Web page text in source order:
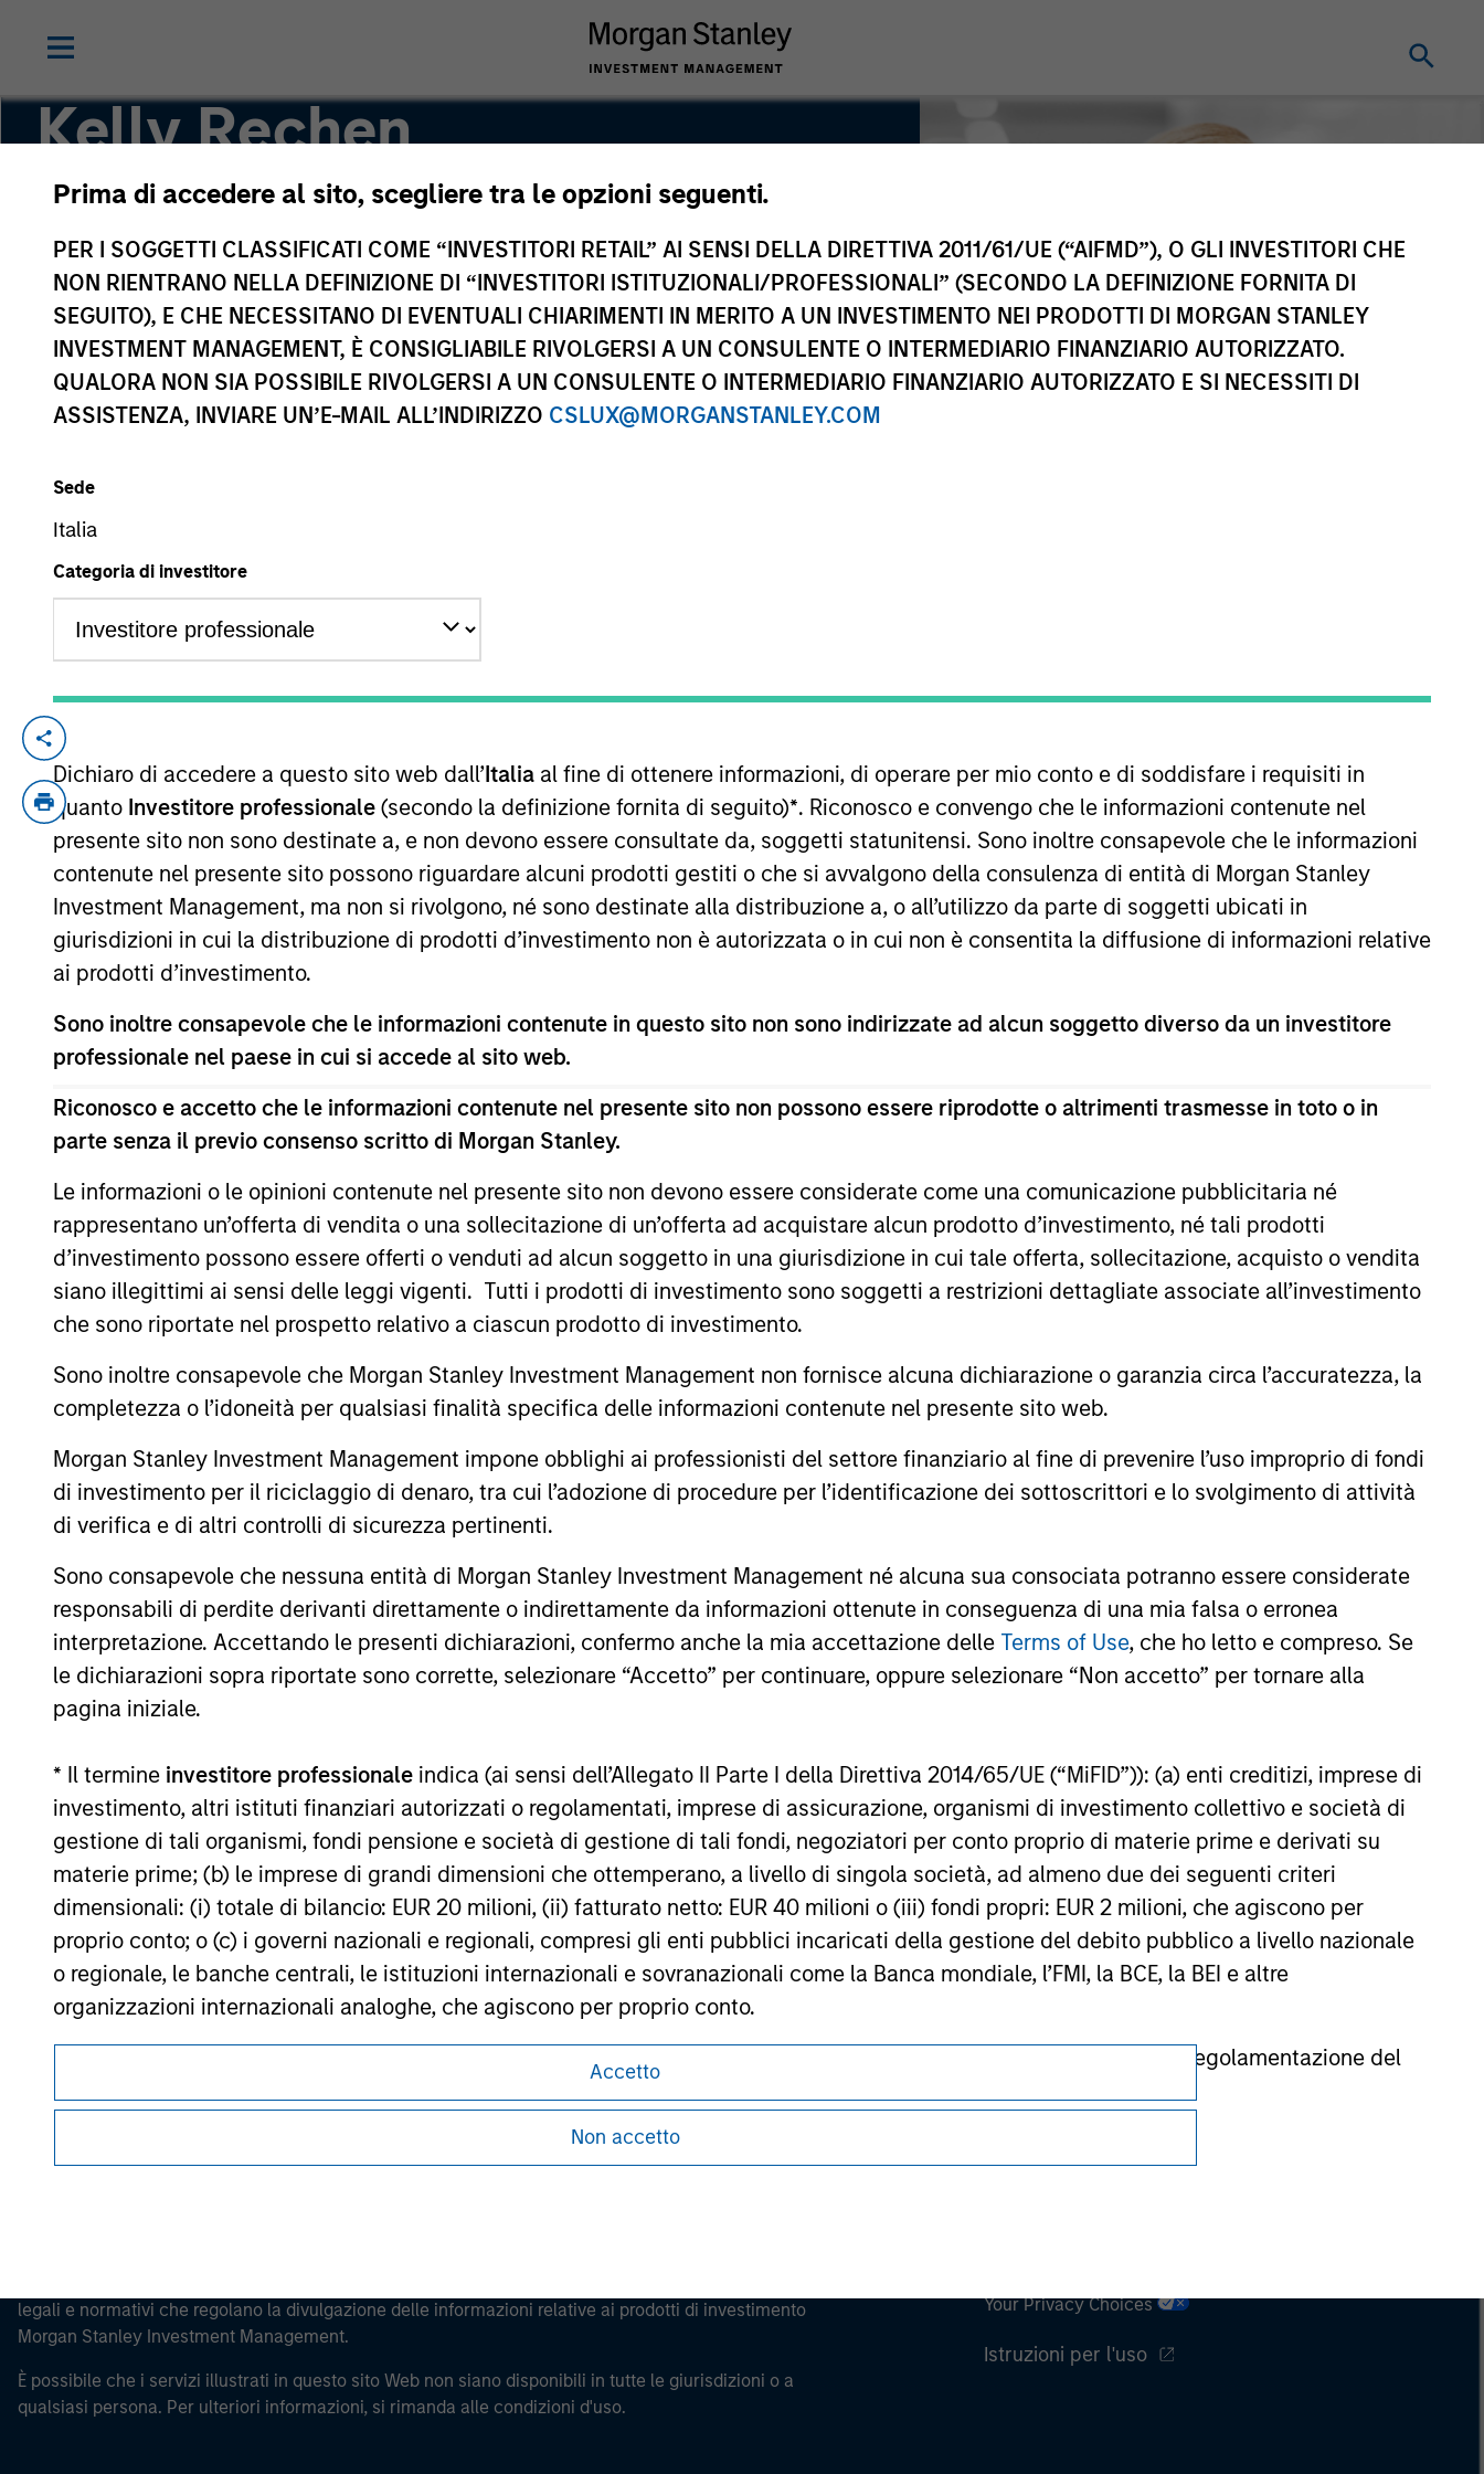
Prima di accedere al sito, scegliere tra le opzioni seguenti.
PER I SOGGETTI CLASSIFICATI COME “INVESTITORI RETAIL” AI SENSI DELLA DIRETTIVA 2011/61/UE (“AIFMD”), O GLI INVESTITORI CHE
NON RIENTRANO NELLA DEFINIZIONE DI “INVESTITORI ISTITUZIONALI/PROFESSIONALI” (SECONDO LA DEFINIZIONE FORNITA DI
SEGUITO), E CHE NECESSITANO DI EVENTUALI CHIARIMENTI IN MERITO A UN INVESTIMENTO NEI PRODOTTI DI MORGAN STANLEY
INVESTMENT MANAGEMENT, È CONSIGLIABILE RIVOLGERSI A UN CONSULENTE O INTERMEDIARIO FINANZIARIO AUTORIZZATO.
QUALORA NON SIA POSSIBILE RIVOLGERSI A UN CONSULENTE O INTERMEDIARIO FINANZIARIO AUTORIZZATO E SI NECESSITI DI
ASSISTENZA, INVIARE UN’E-MAIL ALL’INDIRIZZO CSLUX@MORGANSTANLEY.COM
Sede
Italia
Categoria di investitore
Dichiaro di accedere a questo sito web dall’Italia al fine di ottenere informazioni, di operare per mio conto e di soddisfare i requisiti in
quanto Investitore professionale (secondo la definizione fornita di seguito)*. Riconosco e convengo che le informazioni contenute nel
presente sito non sono destinate a, e non devono essere consultate da, soggetti statunitensi. Sono inoltre consapevole che le informazioni
contenute nel presente sito possono riguardare alcuni prodotti gestiti o che si avvalgono della consulenza di entità di Morgan Stanley
Investment Management, ma non si rivolgono, né sono destinate alla distribuzione a, o all’utilizzo da parte di soggetti ubicati in
giurisdizioni in cui la distribuzione di prodotti d’investimento non è autorizzata o in cui non è consentita la diffusione di informazioni relative
ai prodotti d’investimento.
Sono inoltre consapevole che le informazioni contenute in questo sito non sono indirizzate ad alcun soggetto diverso da un investitore
professionale nel paese in cui si accede al sito web.
Riconosco e accetto che le informazioni contenute nel presente sito non possono essere riprodotte o altrimenti trasmesse in toto o in
parte senza il previo consenso scritto di Morgan Stanley.
Le informazioni o le opinioni contenute nel presente sito non devono essere considerate come una comunicazione pubblicitaria né
rappresentano un’offerta di vendita o una sollecitazione di un’offerta ad acquistare alcun prodotto d’investimento, né tali prodotti
d’investimento possono essere offerti o venduti ad alcun soggetto in una giurisdizione in cui tale offerta, sollecitazione, acquisto o vendita
siano illegittimi ai sensi delle leggi vigenti. Tutti i prodotti di investimento sono soggetti a restrizioni dettagliate associate all’investimento
che sono riportate nel prospetto relativo a ciascun prodotto di investimento.
Sono inoltre consapevole che Morgan Stanley Investment Management non fornisce alcuna dichiarazione o garanzia circa l’accuratezza, la
completezza o l’idoneità per qualsiasi finalità specifica delle informazioni contenute nel presente sito web.
Morgan Stanley Investment Management impone obblighi ai professionisti del settore finanziario al fine di prevenire l’uso improprio di fondi
di investimento per il riciclaggio di denaro, tra cui l’adozione di procedure per l’identificazione dei sottoscrittori e lo svolgimento di attività
di verifica e di altri controlli di sicurezza pertinenti.
Sono consapevole che nessuna entità di Morgan Stanley Investment Management né alcuna sua consociata potranno essere considerate
responsabili di perdite derivanti direttamente o indirettamente da informazioni ottenute in conseguenza di una mia falsa o erronea
interpretazione. Accettando le presenti dichiarazioni, confermo anche la mia accettazione delle Terms of Use, che ho letto e compreso. Se
le dichiarazioni sopra riportate sono corrette, selezionare “Accetto” per continuare, oppure selezionare “Non accetto” per tornare alla
pagina iniziale.
* Il termine investitore professionale indica (ai sensi dell’Allegato II Parte I della Direttiva 2014/65/UE (“MiFID”)): (a) enti creditizi, imprese di
investimento, altri istituti finanziari autorizzati o regolamentati, imprese di assicurazione, organismi di investimento collettivo e società di
gestione di tali organismi, fondi pensione e società di gestione di tali fondi, negoziatori per conto proprio di materie prime e derivati su
materie prime; (b) le imprese di grandi dimensioni che ottemperano, a livello di singola società, ad almeno due dei seguenti criteri
dimensionali: (i) totale di bilancio: EUR 20 milioni, (ii) fatturato netto: EUR 40 milioni o (iii) fondi propri: EUR 2 milioni, che agiscono per
proprio conto; o (c) i governi nazionali e regionali, compresi gli enti pubblici incaricati della gestione del debito pubblico a livello nazionale
o regionale, le banche centrali, le istituzioni internazionali e sovranazionali come la Banca mondiale, l’FMI, la BCE, la BEI e altre
organizzazioni internazionali analoghe, che agiscono per proprio conto.
Si osservi che la definizione di Investitore professionale potrebbe non essere una definizione fornita dall’autorità di regolamentazione del
Accetto
Non accetto
Kelly Rechen
Vice President, Chief of Staff
YEARS OF INDUSTRY EXPERIENCE
Years
and is responsible for a wide variety of initiatives, executive duties, and special projects, involving the CEO and the firm’s
priorities. She works closely with the Calvert’s executive team and key stakeholders to streamline high-priority projects that have
a significant impact on the company. She joined Calvert in 2017. Prior to joining Calvert, Kelly has managed budgets and
operations in both the private and public sectors. Kelly earned a B.A. in interpersonal and organizational communication studies
from the University of North Carolina at Chapel Hill.
Approfondimenti correlati
INVESTIMENTI SOSTENIBILI
2025 Stewardship Report
Calvert's engagement team discusses
aim to drive positive change on financially
material sustainability topics.
ARTICOLO
Anthony Eames on
Investment News: The
Responsible Investing
Anthony Eames, Managing Director of
Responsible Investment Strategy at
Calvert Research and Management,
apart. He emphasizes that integrating
environmental, social, and governance
factors into investment decisions can lead
management. Anthony highlights how
responsible investing aligns with evolving
investor priorities and values as well as
regulatory trends, and how Calvert’s
proprietary research and active
responsible investing is not just ethical but
increasingly essential for identifying
resilient, forward-looking companies in a
rapidly changing global economy.
PRESS RELEASE
Morgan Stanley Investment
Managed by Calvert
Research and Management
Calvert Research and Management
(Calvert), a subsidiary of Morgan Stanley
Investment Management, today
of responsible investing strategies
focused on Environmental, Social and
criteria and have a sustainable investment
objective across the ESG spectrum. This
news follows MSIM’s acquisition of Eaton
Vance, Calvert’s parent company in March,
2021.
May not represent all Team Members.
purchase or sale would be unlawful under the securities, insurance or other laws of such jurisdiction.
All investing involves risks, including a loss of principal.
Please refer to the strategy detail page for important information on the strategy, including additional risk considerations.
Morgan Stanley
legali e normativi che regolano la divulgazione delle informazioni relative ai prodotti di investimento
Morgan Stanley Investment Management.
È possibile che i servizi illustrati in questo sito Web non siano disponibili in tutte le giurisdizioni o a
qualsiasi persona. Per ulteriori informazioni, si rimanda alle condizioni d'uso.
Your Privacy Choices
Istruzioni per l'uso